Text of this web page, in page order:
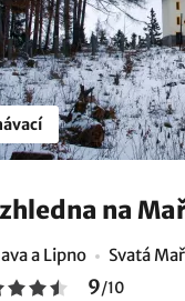
na
a Lipno Svatá
9/10